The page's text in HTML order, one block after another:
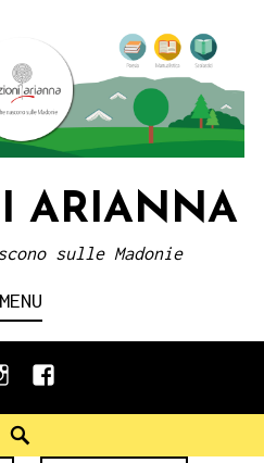
ARIANNA
sulle Madonie
MENU
facebook